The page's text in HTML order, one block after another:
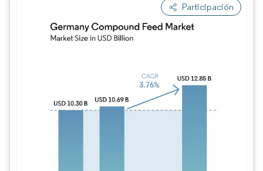
Participación